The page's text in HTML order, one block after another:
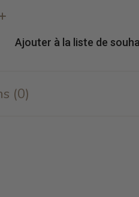
Ajouter à la liste de
(0)